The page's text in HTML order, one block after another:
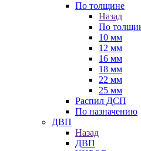
По толщине
Назад
По
10 мм
12 мм
16 мм
18 мм
22 мм
25 мм
Распил ДСП
По назначению
ДВП
Назад
ДВП